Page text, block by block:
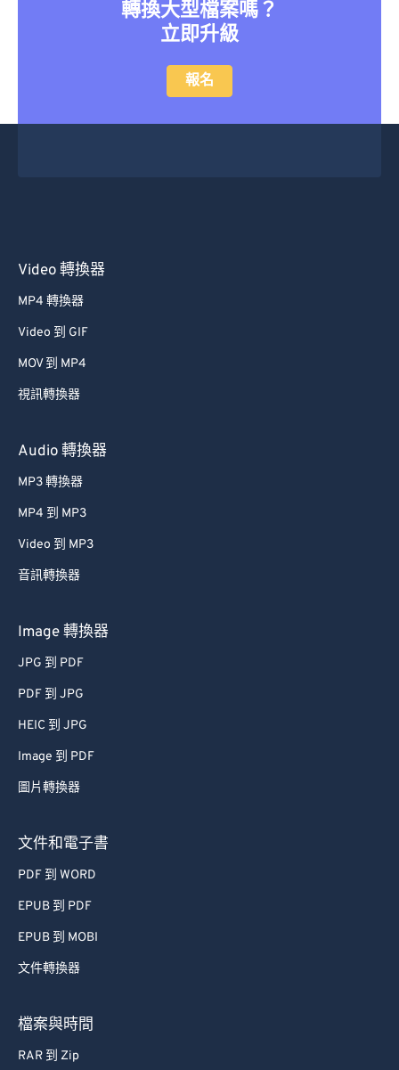
轉換大型檔案嗎？
立即升級
報名
Video 轉換器
MP4 轉換器
Video 到 GIF
MOV 到 MP4
視訊轉換器
Audio 轉換器
MP3 轉換器
MP4 到 MP3
Video 到 MP3
音訊轉換器
Image 轉換器
JPG 到 PDF
PDF 到 JPG
HEIC 到 JPG
Image 到 PDF
圖片轉換器
文件和電子書
PDF 到 WORD
EPUB 到 PDF
EPUB 到 MOBI
文件轉換器
檔案與時間
RAR 到 Zip